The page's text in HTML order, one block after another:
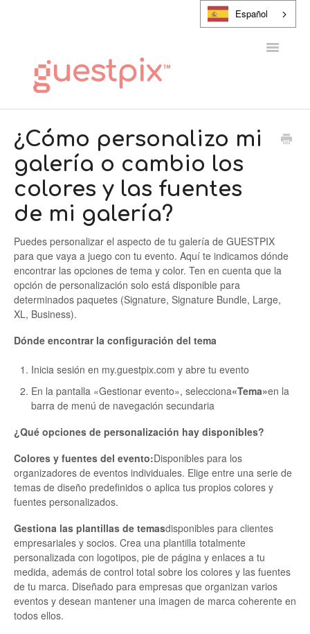
Español
Alternar
PONTE EN CONTACTO CON
¿Cómo personalizo mi
galería o cambio los
colores y las fuentes
de mi galería?
Puedes personalizar el aspecto de tu galería de GUESTPIX
para que vaya a juego con tu evento. Aquí te indicamos dónde
encontrar las opciones de tema y color. Ten en cuenta que la
opción de personalización solo está disponible para
determinados paquetes (Signature, Signature Bundle, Large,
XL, Business).
Dónde encontrar la configuración del tema
Inicia sesión en my.guestpix.com y abre tu evento
En la pantalla «Gestionar evento», selecciona«Tema»en la
barra de menú de navegación secundaria
¿Qué opciones de personalización hay disponibles?
Colores y fuentes del evento:Disponibles para los
organizadores de eventos individuales. Elige entre una serie de
temas de diseño predefinidos o aplica tus propios colores y
fuentes personalizados.
Gestiona las plantillas de temasdisponibles para clientes
empresariales y socios. Crea una plantilla totalmente
personalizada con logotipos, pie de página y enlaces a tu
medida, además de control total sobre los colores y las fuentes
de tu marca. Diseñado para empresas que organizan varios
eventos y desean mantener una imagen de marca coherente en
todos ellos.